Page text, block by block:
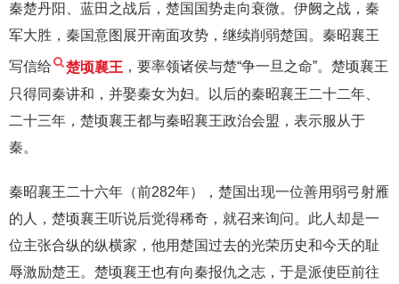
秦楚丹阳、蓝田之战后，楚国国势走向衰微。伊阙之战，秦
军大胜，秦国意图展开南面攻势，继续削弱楚国。秦昭襄王
写信给 楚顷襄王 ，要率领诸侯与楚“争一旦之命”。楚顷襄王
只得同秦讲和，并娶秦女为妇。以后的秦昭襄王二十二年、
二十三年，楚顷襄王都与秦昭襄王政治会盟，表示服从于
秦。
秦昭襄王二十六年（前282年），楚国出现一位善用弱弓射雁
的人，楚顷襄王听说后觉得稀奇，就召来询问。此人却是一
位主张合纵的纵横家，他用楚国过去的光荣历史和今天的耻
辱激励楚王。楚顷襄王也有向秦报仇之志，于是派使臣前往